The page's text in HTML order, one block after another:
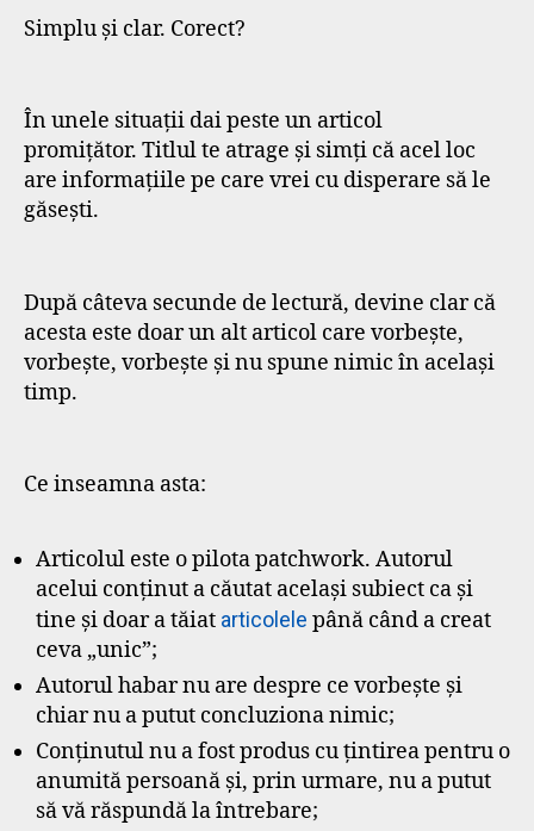
Simplu și clar. Corect?
În unele situații dai peste un articol
promițător. Titlul te atrage și simți că acel loc
are informațiile pe care vrei cu disperare să le
găsești.
După câteva secunde de lectură, devine clar că
acesta este doar un alt articol care vorbește,
vorbește, vorbește și nu spune nimic în același
timp.
Ce inseamna asta:
Articolul este o pilota patchwork. Autorul
acelui conținut a căutat același subiect ca și
tine și doar a tăiat articolele până când a creat
ceva „unic”;
Autorul habar nu are despre ce vorbește și
chiar nu a putut concluziona nimic;
Conținutul nu a fost produs cu țintirea pentru o
anumită persoană și, prin urmare, nu a putut
să vă răspundă la întrebare;